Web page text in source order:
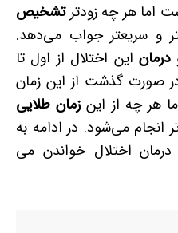
اما هر چه زودترتشخیص
و سریع­تر جواب می‌دهد.
درمان این اختلال از اول تا
صورت گذشت از این زمان
هر چه از اینزمان طلایی
انجام می‌شود. در ادامه به
اختلال خواندن می